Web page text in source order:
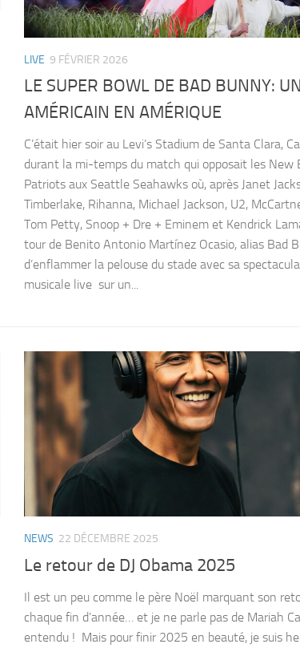
LIVE 9 FÉVRIER 2026
LE SUPER BOWL DE BAD BUNNY: UN
AMÉRICAIN EN AMÉRIQUE
C’était hier soir au Levi’s Stadium de Santa Clara,
durant la mi-temps du match qui opposait les New
Patriots aux Seattle Seahawks où, après Janet
Timberlake, Rihanna, Michael Jackson, U2,
Tom Petty, Snoop + Dre + Eminem et Kendrick
tour de Benito Antonio Martínez Ocasio, alias Bad
d’enflammer la pelouse du stade avec sa
musicale live sur un...
NEWS 22 DÉCEMBRE 2025
Le retour de DJ Obama 2025
Il est un peu comme le père Noël marquant son
chaque fin d’année… et je ne parle pas de Mariah
entendu ! Mais pour finir 2025 en beauté, je suis